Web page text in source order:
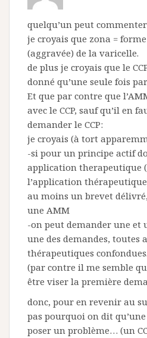
quelqu’un peut
je croyais que zona =
(aggravée) de la varicelle.
de plus je croyais que le
donné qu’une seule fois
Et que par contre que
avec le CCP, sauf qu’il en
demander le CCP:
je croyais (à tort
-si pour un principe actif
application therapeutique
l’application
au moins un brevet
une AMM
-on peut demander une et
une des demandes, toutes
thérapeutiques confondues.
(par contre il me semble
être viser la première
donc, pour en revenir au
pas pourquoi on dit
poser un problème… (un